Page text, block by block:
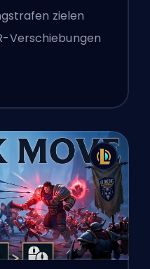
zielen
Verschiebungen